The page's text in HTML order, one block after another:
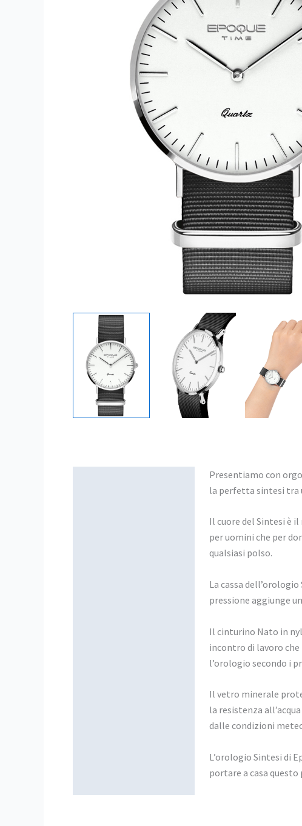
Presentiamo con
la perfetta sintesi tra
Il cuore del Sintesi è
per uomini che per
qualsiasi polso.
La cassa
pressione aggiunge
Il cinturino Nato in
incontro di lavoro
l’orologio secondo i
Il vetro minerale
la resistenza
dalle condizioni
L’orologio Sintesi di
portare a casa questo